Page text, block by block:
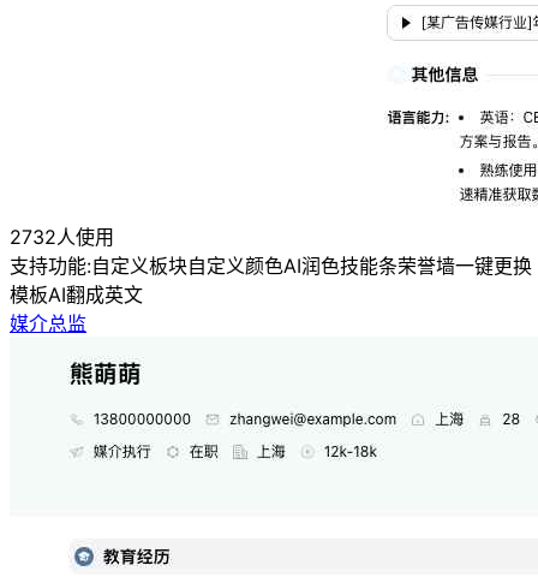
2732人使用
支持功能:自定义板块自定义颜色AI润色技能条荣誉墙一键更换
模板AI翻成英文
媒介总监